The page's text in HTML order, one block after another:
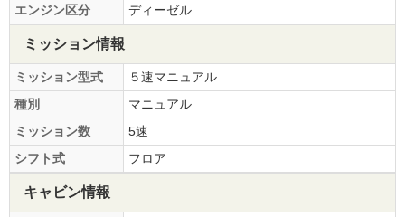
エンジン区分
ディーゼル
ミッション情報
ミッション型式
５速マニュアル
種別
マニュアル
ミッション数
5速
シフト式
フロア
キャビン情報